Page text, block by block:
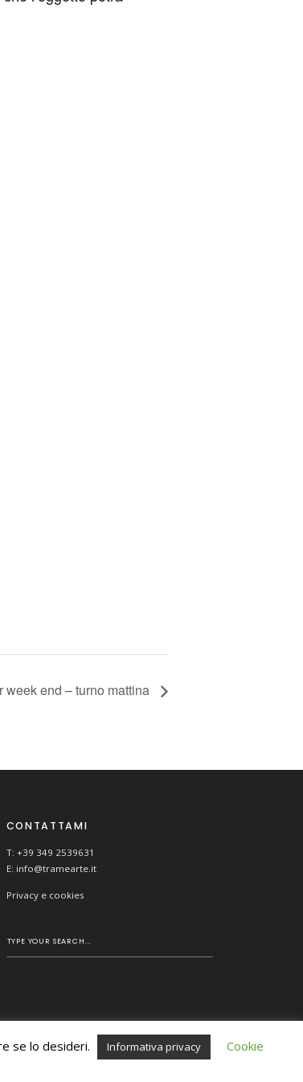
week end – turno mattina
CONTATTAMI
T: +39 349 2539631
E: info@tramearte.it
Privacy e cookies
se lo desideri. Informativa privacy
Cookie